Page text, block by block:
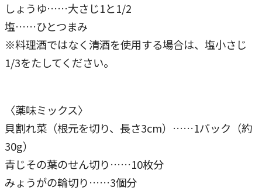
しょうゆ……大さじ1と1/2
塩……ひとつまみ
※料理酒ではなく清酒を使用する場合は、塩小さじ
1/3をたしてください。
〈薬味ミックス〉
貝割れ菜（根元を切り、長さ3cm）……1パック（約
30g）
青じその葉のせん切り……10枚分
みょうがの輪切り……3個分